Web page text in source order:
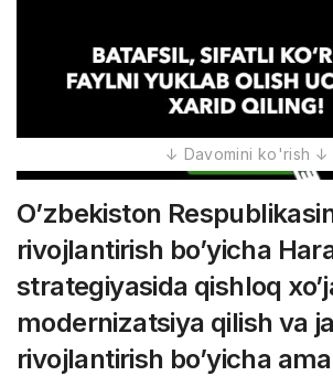
O’zbekiston
rivojlantirish bo’yicha
strategiyasida qishloq
modernizatsiya qilish va
rivojlantirish bo’yicha